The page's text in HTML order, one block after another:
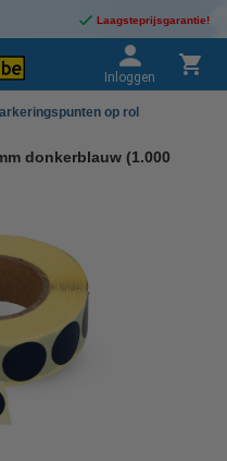
Laagsteprijsgarantie!
Inloggen
op rol
donkerblauw (1.000